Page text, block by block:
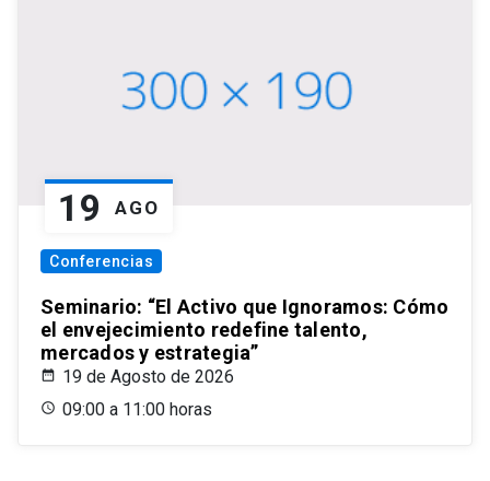
19 AGO
Conferencias
Seminario: “El Activo que Ignoramos: Cómo
el envejecimiento redefine talento,
mercados y estrategia”
19 de Agosto de 2026
09:00 a 11:00 horas